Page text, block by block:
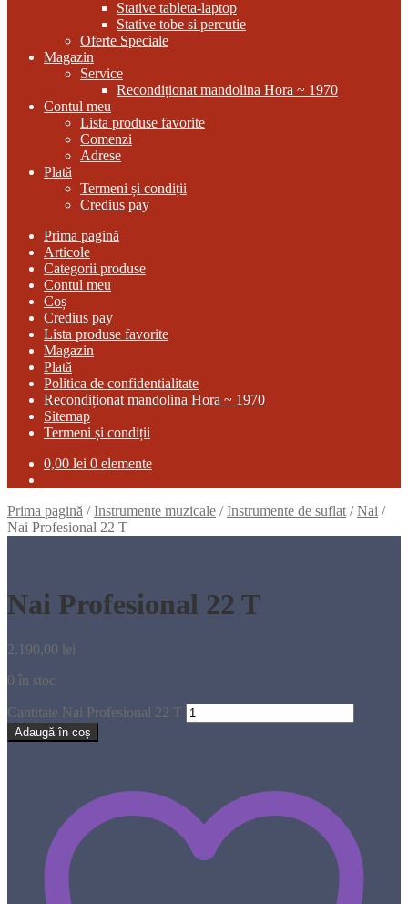
Stative tableta-laptop
Stative tobe si percutie
Oferte Speciale
Magazin
Service
Recondiționat mandolina Hora ~ 1970
Contul meu
Lista produse favorite
Comenzi
Adrese
Plată
Termeni și condiții
Credius pay
Prima pagină
Articole
Categorii produse
Contul meu
Coș
Credius pay
Lista produse favorite
Magazin
Plată
Politica de confidentialitate
Recondiționat mandolina Hora ~ 1970
Sitemap
Termeni și condiții
0,00 lei 0 elemente
Prima pagină /Instrumente muzicale /Instrumente de suflat /Nai /
Nai Profesional 22 T
Nai Profesional 22 T
2.190,00 lei
0 în stoc
Cantitate Nai Profesional 22 T
Adaugă în coș